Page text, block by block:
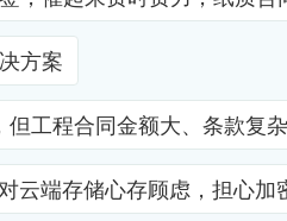
方案
程合同金额大、条款
端存储心存顾虑，担